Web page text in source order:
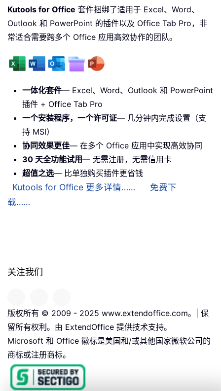
Kutools for Office 套件捆绑了适用于 Excel、Word、
Outlook 和 PowerPoint 的插件以及 Office Tab Pro，非
常适合需要跨多个 Office 应用高效协作的团队。
一体化套件— Excel、Word、Outlook 和 PowerPoint
插件 + Office Tab Pro
一个安装程序，一个许可证— 几分钟内完成设置（支
持 MSI）
协同效果更佳— 在多个 Office 应用中实现高效协同
30 天全功能试用— 无需注册，无需信用卡
超值之选— 比单独购买插件更省钱
Kutools for Office 更多详情……
免费下
载……
关注我们
版权所有 © 2009 - 2025 www.extendoffice.com。| 保
留所有权利。由 ExtendOffice 提供技术支持。
Microsoft 和 Office 徽标是美国和/或其他国家微软公司的
商标或注册商标。